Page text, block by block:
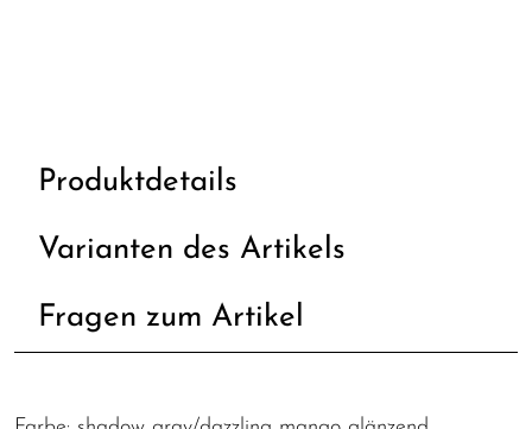
Produktdetails
Varianten des Artikels
Fragen zum Artikel